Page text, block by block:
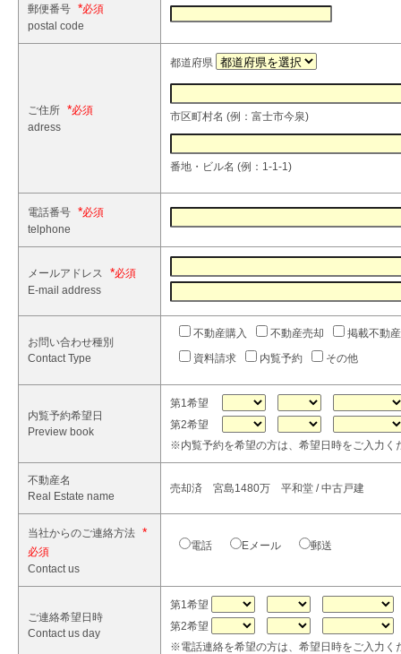
郵便番号 *
postal code
ご住所 *
adress
都道府県
市区町村名 (例：富士市今泉)
番地・ビル名 (例：1-1-1)
電話番号 *
telphone
メールアドレス *
E-mail address
お問い合わせ種別
Contact Type
不動産購入 不動産売却
掲載不動
資料請求
内覧予約 その他
内覧予約希望日
Preview book
第1希望
第2希望
※内覧予約を希望の方は、希望日時をご入力く
不動産名
Real Estate name
売却済 宮島1480万 平和堂 / 中古戸建
当社からのご連絡方法 *
Contact us
電話 Eメール 郵送
ご連絡希望日時
Contact us day
第1希望
第2希望
※電話連絡を希望の方は、希望日時をご入力く